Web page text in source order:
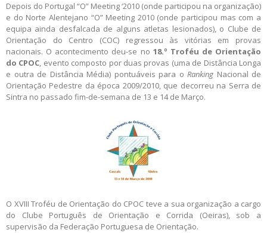
Depois do Portugal “O” Meeting ‘2010 (onde participou na organização)
e do Norte Alentejano “O” Meeting 2010 (onde participou mas com a
equipa ainda desfalcada de alguns atletas lesionados), o Clube de
Orientação do Centro (COC) regressou às vitórias em provas
nacionais. O acontecimento deu-se no 18.º Troféu de Orientação
do CPOC, evento composto por duas provas (uma de Distância Longa
e outra de Distância Média) pontuáveis para o Ranking Nacional de
Orientação Pedestre da época 2009/2010, que decorreu na Serra de
Sintra no passado fim-de-semana de 13 e 14 de Março.
O XVIII Troféu de Orientação do CPOC teve a sua organização a cargo
do Clube Português de Orientação e Corrida (Oeiras), sob a
supervisão da Federação Portuguesa de Orientação.